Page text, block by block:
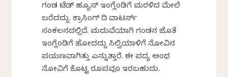
ಗಂಡ ಟೆಡ್ ಹ್ಯೂಸ್ ಇಂಗ್ಲೆಂಡಿಗೆ ಮರಳಿದ ಮೇಲೆ
ಬರೆದದ್ದು. ಕ್ರಾಸಿಂಗ್ ದಿ ವಾಟರ್ಸ್
ಸಂಕಲನದಲ್ಲಿದೆ. ಮದುವೆಯಾಗಿ ಗಂಡನ ಜೊತೆ
ಇಂಗ್ಲೆಂಡಿಗೆ ಹೋದದ್ದು ಸಿಲ್ವಿಯಾಳಿಗೆ ನೋವಿನ
ಪಯಣವಾಗಿತ್ತು ಎನ್ನುತ್ತಾರೆ. ಈ ಪದ್ಯ ಅಂಥ
ನೋವಿಗೆ ಕೊಟ್ಟ ರೂಪವೂ ಇರಬಹುದು.